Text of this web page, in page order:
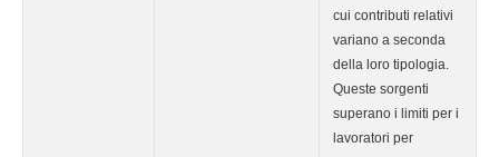
cui contributi relativi
variano a seconda
della loro tipologia.
Queste sorgenti
superano i limiti per i
lavoratori per